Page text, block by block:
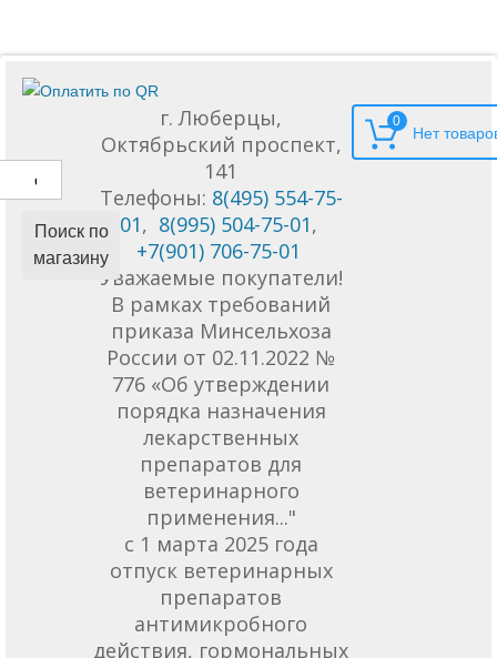
Поиск по
магазину
г. Люберцы,
Октябрьский проспект,
141
Телефоны: 8(495) 554-75-
01, 8(995) 504-75-01,
+7(901) 706-75-01
Уважаемые покупатели!
В рамках требований
приказа Минсельхоза
России от 02.11.2022 №
776 «Об утверждении
порядка назначения
лекарственных
препаратов для
ветеринарного
применения..."
с 1 марта 2025 года
отпуск ветеринарных
препаратов
антимикробного
действия, гормональных
0